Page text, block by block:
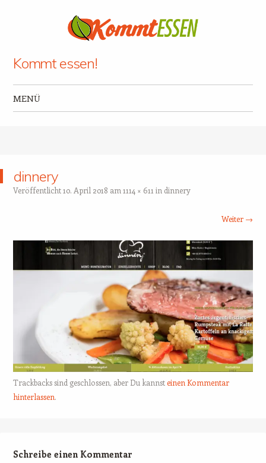
Kommt essen!
MENÜ
dinnery
Veröffentlicht10. April 2018 am 1114 × 611 in dinnery
Weiter →
Trackbacks sind geschlossen, aber Du kannsteinen Kommentar
hinterlassen.
Schreibe einen Kommentar